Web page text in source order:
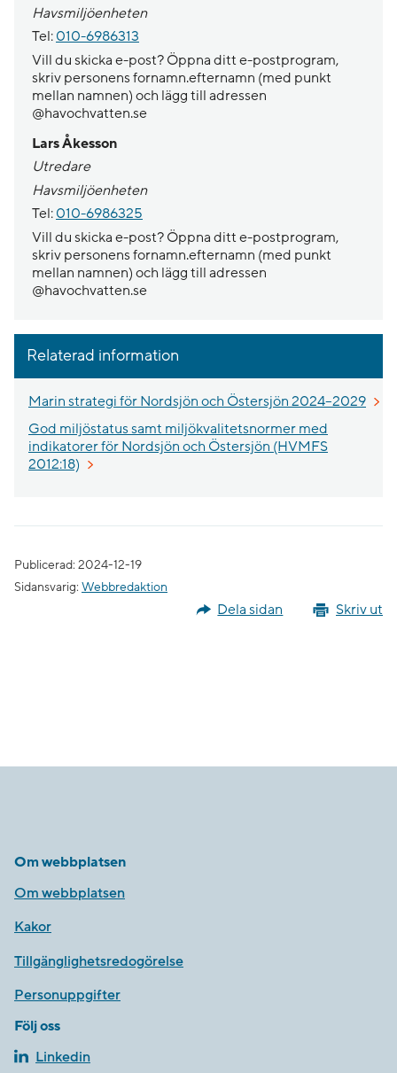
Havsmiljöenheten
Tel: 010-6986313
Vill du skicka e-post? Öppna ditt e-postprogram,
skriv personens fornamn.efternamn (med punkt
mellan namnen) och lägg till adressen
@havochvatten.se
Lars Åkesson
Utredare
Havsmiljöenheten
Tel: 010-6986325
Vill du skicka e-post? Öppna ditt e-postprogram,
skriv personens fornamn.efternamn (med punkt
mellan namnen) och lägg till adressen
@havochvatten.se
Relaterad information
Marin strategi för Nordsjön och Östersjön 2024–2029
God miljöstatus samt miljökvalitetsnormer med
indikatorer för Nordsjön och Östersjön (HVMFS
2012:18)
Publicerad: 2024-12-19
Sidansvarig: Webbredaktion
Skriv ut
Dela sidan
Om webbplatsen
Om webbplatsen
Kakor
Tillgänglighetsredogörelse
Personuppgifter
Följ oss
Linkedin